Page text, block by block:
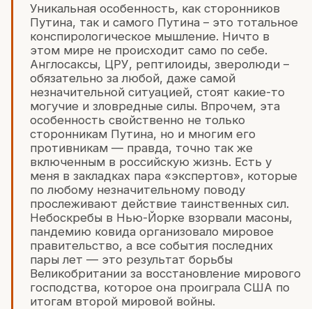
Уникальная особенность, как сторонников
Путина, так и самого Путина – это тотальное
конспирологическое мышление. Ничто в
этом мире не происходит само по себе.
Англосаксы, ЦРУ, рептилоиды, зверолюди –
обязательно за любой, даже самой
незначительной ситуацией, стоят какие-то
могучие и зловредные силы. Впрочем, эта
особенность свойственно не только
сторонникам Путина, но и многим его
противникам — правда, точно так же
включенным в российскую жизнь. Есть у
меня в закладках пара «экспертов», которые
по любому незначительному поводу
прослеживают действие таинственных сил.
Небоскребы в Нью-Йорке взорвали масоны,
пандемию ковида организовало мировое
правительство, а все события последних
пары лет — это результат борьбы
Великобритании за восстановление мирового
господства, которое она проиграла США по
итогам второй мировой войны.